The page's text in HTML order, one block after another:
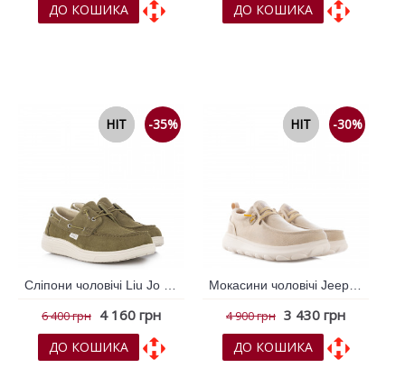
ДО КОШИКА
ДО КОШИКА
-35%
HIT
NEW
6 400 грн 4 160 грн
ДО КОШИКА
-30%
HIT
NEW
4 900 грн 3 430 грн
ДО КОШИКА